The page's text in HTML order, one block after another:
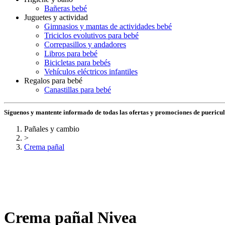
Bañeras bebé
Juguetes y actividad
Gimnasios y mantas de actividades bebé
Triciclos evolutivos para bebé
Correpasillos y andadores
Libros para bebé
Bicicletas para bebés
Vehículos eléctricos infantiles
Regalos para bebé
Canastillas para bebé
Síguenos y mantente informado de todas las ofertas y promociones de
Pañales y cambio
>
Crema pañal
Crema pañal Nivea